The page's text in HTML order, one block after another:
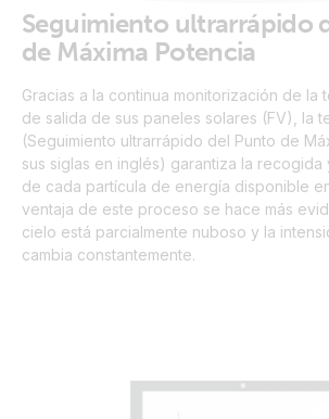
Seguimiento ultrarrápido
de Máxima Potencia
Gracias a la continua monitorización de la
de salida de sus paneles solares (FV), la
(Seguimiento ultrarrápido del Punto de
sus siglas en inglés) garantiza la recogida
de cada partícula de energía disponible
ventaja de este proceso se hace más
cielo está parcialmente nuboso y la
cambia constantemente.